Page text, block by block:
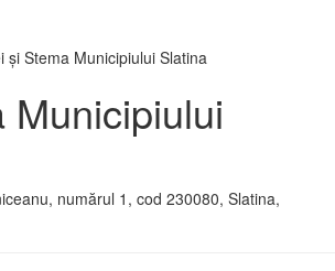
Municipiului
numărul 1, cod 230080, Slatina,